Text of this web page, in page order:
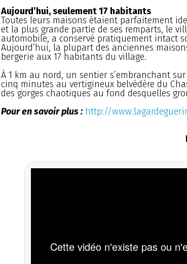
Aujourd’hui, seulement 17 habitants
Toutes leurs maisons étaient parfaitement
et la plus grande partie de ses remparts, le
automobile, a conservé pratiquement intact
Aujourd’hui, la plupart des anciennes
bergerie aux 17 habitants du village.
À 1 km au nord, un sentier s’embranchant
cinq minutes au vertigineux belvédère du
des gorges chaotiques au fond desquelles
Pour en savoir plus : http://